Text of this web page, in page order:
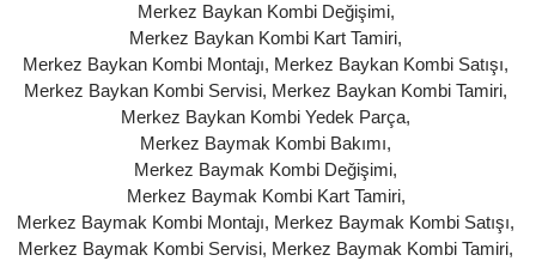
Merkez Baykan Kombi Değişimi,
Merkez Baykan Kombi Kart Tamiri,
Merkez Baykan Kombi Montajı, Merkez Baykan Kombi Satışı,
Merkez Baykan Kombi Servisi, Merkez Baykan Kombi Tamiri,
Merkez Baykan Kombi Yedek Parça,
Merkez Baymak Kombi Bakımı,
Merkez Baymak Kombi Değişimi,
Merkez Baymak Kombi Kart Tamiri,
Merkez Baymak Kombi Montajı, Merkez Baymak Kombi Satışı,
Merkez Baymak Kombi Servisi, Merkez Baymak Kombi Tamiri,